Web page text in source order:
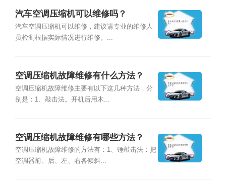
汽车空调压缩机可以维修吗？
汽车空调压缩机可以维修，建议请专业的维修人
员检测根据实际情况进行维修。...
空调压缩机故障维修有什么方法？
空调压缩机故障维修主要有以下这几种方法，分
别是：1、敲击法。开机后用木...
空调压缩机故障维修有哪些方法？
空调压缩机故障维修的方法有：1、锤敲击法：把
空调器前、后、左、右各倾斜...